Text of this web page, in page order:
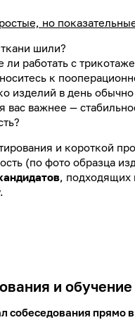
но
шили?
ли работать с
к
изделий в день обычно
вас важнее —
и короткой
(по фото образца
, подходящих
и обучение
собеседования прямо